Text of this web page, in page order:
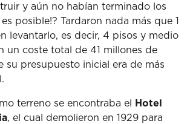
y aún no habían terminado los
posible!? Tardaron nada más que 1
levantarlo, es decir, 4 pisos y medio
un coste total de 41 millones de
su presupuesto inicial era de más
terreno se encontraba el Hotel
, el cual demolieron en 1929 para